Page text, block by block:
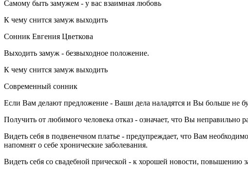
Самому быть замужем - у вас взаимная любовь
К чему снится замуж выходить
Сонник Евгения Цветкова
Выходить замуж - безвыходное положение.
К чему снится замуж выходить
Современный сонник
Если Вам делают предложение - Ваши дела наладятся и Вы больше не
Получить от любимого человека отказ - означает, что Вы неправильно
Видеть себя в подвенечном платье - предупреждает, что Вам
напомнят о себе хронические заболевания.
Видеть себя со свадебной прической - к хорошей новости, повышению